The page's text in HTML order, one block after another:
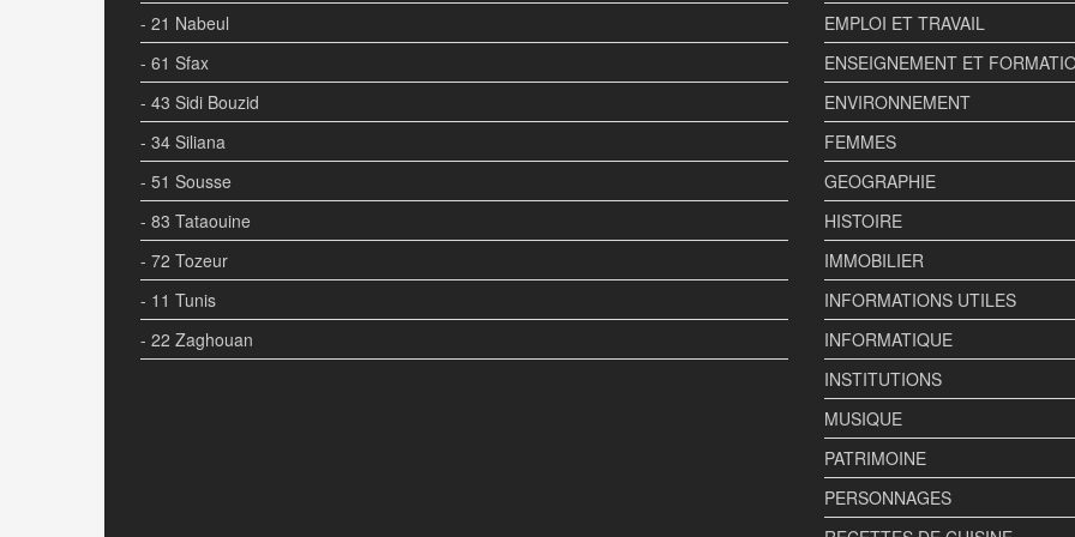
- 21 Nabeul
- 61 Sfax
- 43 Sidi Bouzid
- 34 Siliana
- 51 Sousse
- 83 Tataouine
- 72 Tozeur
- 11 Tunis
- 22 Zaghouan
EMPLOI ET TRAVAIL
ENSEIGNEMENT ET
ENVIRONNEMENT
FEMMES
GEOGRAPHIE
HISTOIRE
IMMOBILIER
INFORMATIONS UTILES
INFORMATIQUE
INSTITUTIONS
MUSIQUE
PATRIMOINE
PERSONNAGES